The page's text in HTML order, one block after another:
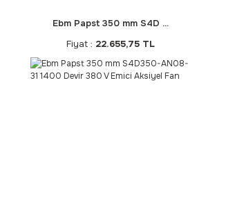
Ebm Papst 350 mm S4D ...
Fiyat : 22.655,75 TL